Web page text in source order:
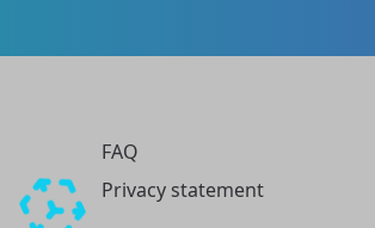
FAQ
Privacy statement